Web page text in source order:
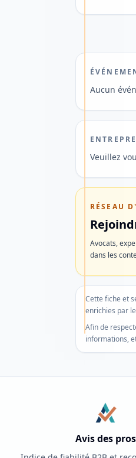
Aucun
Veuillez
RÉSEAU
Avocats,
dans les
Cette fiche et
enrichies par
Afin de
informations,
à
ainsi
de
l'offre
Ne
Avis des pros